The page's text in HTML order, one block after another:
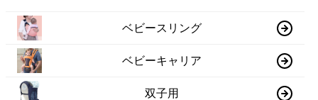
ベビースリング
ベビーキャリア
双子用